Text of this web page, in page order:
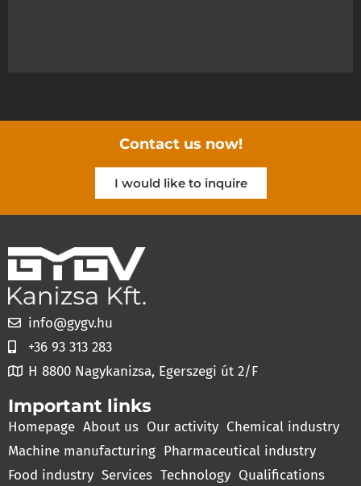
Contact us now!
I would like to inquire
info@gygv.hu
+36 93 313 283
H 8800 Nagykanizsa, Egerszegi út 2/F
Important links
Homepage About us Our activity Chemical industry
Machine manufacturing Pharmaceutical industry
Food industry Services Technology Qualifications